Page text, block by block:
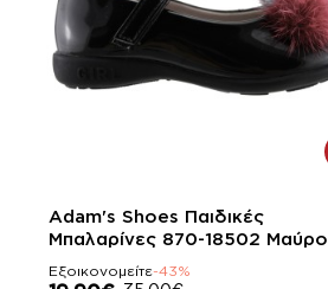
-43%
Adam's Shoes Παιδικές
Μπαλαρίνες 870-18502 Μαύρο
Λουστρίνι
Εξοικονομείτε-43%